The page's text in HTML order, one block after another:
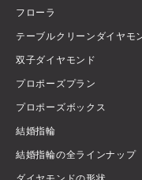
フローラ
テーブルクリーンダイヤモ
双子ダイヤモンド
プロポーズプラン
プロポーズボックス
結婚指輪
結婚指輪の全ラインナップ